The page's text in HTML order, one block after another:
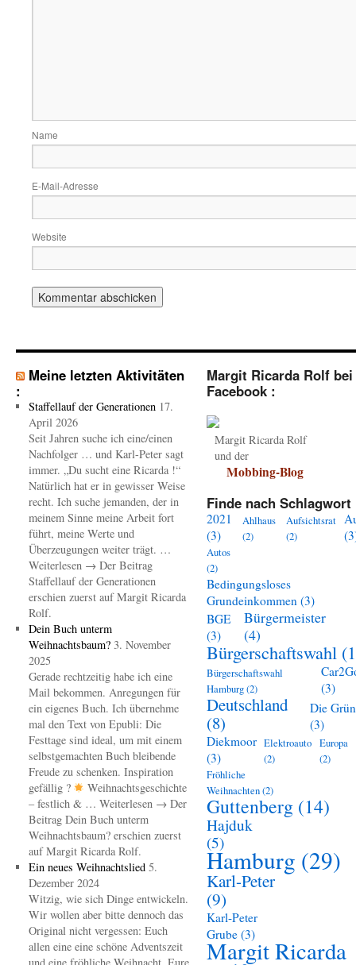
Name
E-Mail-Adresse
Website
Meine letzten Aktivitäten
:
Staffellauf der Generationen 17.
April 2026
Seit Jahren suche ich eine/einen
Nachfolger … und Karl-Peter sagt
immer. „Du sucht eine Ricarda !“
Natürlich hat er in gewisser Weise
recht. Ich suche jemanden, der in
meinem Sinne meine Arbeit fort
führt, meine Werte und
Überzeugungen weiter trägt. …
Weiterlesen → Der Beitrag
Staffellauf der Generationen
erschien zuerst auf Margit Ricarda
Rolf.
Dein Buch unterm
Weihnachtsbaum? 3. November
2025
Gerade rechtzeitig habe ich eine
Mail bekommen. Anregungen für
ein eigenes Buch. Ich übernehme
mal den Text von Epubli: Die
Festtage sind ideal, um mit einem
selbstgemachten Buch bleibende
Freude zu schenken. Inspiration
gefällig ?
Weihnachtsgeschichte
– festlich & … Weiterlesen → Der
Beitrag Dein Buch unterm
Weihnachtsbaum? erschien zuerst
auf Margit Ricarda Rolf.
Ein neues Weihnachtslied 5.
Dezember 2024
Witzig, wie sich Dinge entwickeln.
Wir wollen aber bitte dennoch das
Original nicht vergessen: Euch
allen eine eine schöne Adventszeit
Margit Ricarda Rolf bei
Facebook :
Margit Ricarda Rolf
und der
Mobbing-Blog
Finde nach Schlagwort
2021
(3)
Ahlhaus
(2)
Aufsichtsrat
(2)
Autos
(2)
Bedingungsloses
Grundeinkommen (3)
BGE
(3)
Bürgermeister
(4)
Bürgerschaftswahl
Bürgerschaftswahl
Hamburg(2)
(3)
Deutschland
(8)
Die
(3)
Diekmoor
(3)
Elektroauto
(2)
Europa
(2)
Fröhliche
Weihnachten(2)
Guttenberg (14)
Hajduk
(5)
Hamburg (29)
Karl-Peter
(9)
Karl-Peter
Grube (3)
Margit Ricarda